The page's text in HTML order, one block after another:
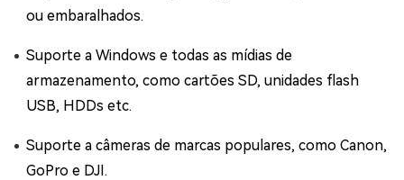
ou embaralhados.
Suporte a Windows e todas as mídias de
armazenamento, como cartões SD, unidades flash
USB, HDDs etc.
Suporte a câmeras de marcas populares, como Canon,
GoPro e DJI.